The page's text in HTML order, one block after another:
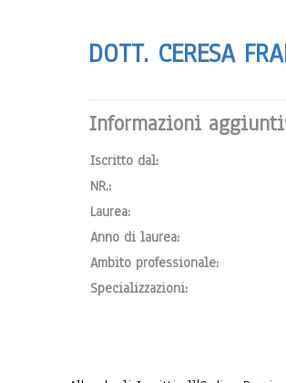
DOTT. CERESA
Informazioni
Iscritto dal:
NR.:
Laurea:
Anno di laurea:
Ambito professionale:
Specializzazioni: